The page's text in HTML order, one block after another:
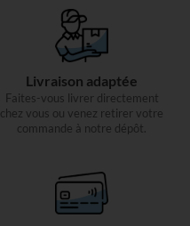
Livraison adaptée
Faites-vous livrer directement
chez vous ou venez retirer votre
commande à notre dépôt.